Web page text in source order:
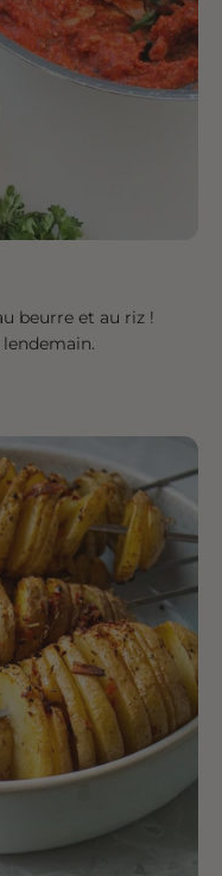
beurre et au riz !